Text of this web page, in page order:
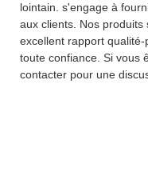
lointain. s'engage à
aux clients. Nos produits
excellent rapport
toute confiance. Si vous
contacter pour une